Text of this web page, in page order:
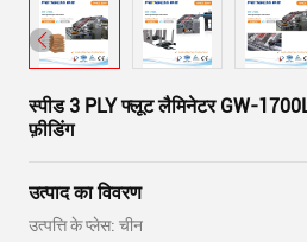
स्पीड 3 PLY फ्लूट लैमिनेटर GW-1700L
फ़ीडिंग
उत्पाद का विवरण
उत्पत्ति के प्लेस: चीन